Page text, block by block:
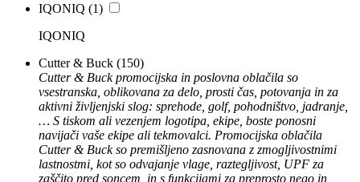
IQONIQ (1)
IQONIQ
Cutter & Buck (150)
Cutter & Buck promocijska in poslovna oblačila so
vsestranska, oblikovana za delo, prosti čas, potovanja in za
aktivni življenjski slog: sprehode, golf, pohodništvo, jadranje,
… S tiskom ali vezenjem logotipa, ekipe, boste ponosni
navijači vaše ekipe ali tekmovalci. Promocijska oblačila
Cutter & Buck so premišljeno zasnovana z zmogljivostnimi
lastnostmi, kot so odvajanje vlage, raztegljivost, UPF za
zaščito pred soncem, in s funkcijami za preprosto nego in